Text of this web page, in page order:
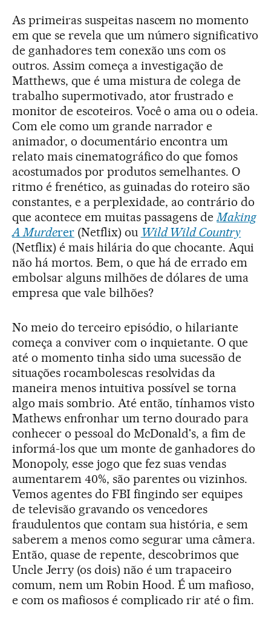
As primeiras suspeitas nascem no momento
em que se revela que um número significativo
de ganhadores tem conexão uns com os
outros. Assim começa a investigação de
Matthews, que é uma mistura de colega de
trabalho supermotivado, ator frustrado e
monitor de escoteiros. Você o ama ou o odeia.
Com ele como um grande narrador e
animador, o documentário encontra um
relato mais cinematográfico do que fomos
acostumados por produtos semelhantes. O
ritmo é frenético, as guinadas do roteiro são
constantes, e a perplexidade, ao contrário do
que acontece em muitas passagens de Making
A Murderer(Netflix) ou Wild Wild Country
(Netflix) é mais hilária do que chocante. Aqui
não há mortos. Bem, o que há de errado em
embolsar alguns milhões de dólares de uma
empresa que vale bilhões?
No meio do terceiro episódio, o hilariante
começa a conviver com o inquietante. O que
até o momento tinha sido uma sucessão de
situações rocambolescas resolvidas da
maneira menos intuitiva possível se torna
algo mais sombrio. Até então, tínhamos visto
Mathews enfronhar um terno dourado para
conhecer o pessoal do McDonald's, a fim de
informá-los que um monte de ganhadores do
Monopoly, esse jogo que fez suas vendas
aumentarem 40%, são parentes ou vizinhos.
Vemos agentes do FBI fingindo ser equipes
de televisão gravando os vencedores
fraudulentos que contam sua história, e sem
saberem a menos como segurar uma câmera.
Então, quase de repente, descobrimos que
Uncle Jerry (os dois) não é um trapaceiro
comum, nem um Robin Hood. É um mafioso,
e com os mafiosos é complicado rir até o fim.